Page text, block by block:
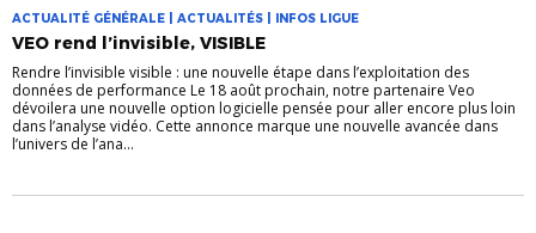
ACTUALITÉ GÉNÉRALE | ACTUALITÉS | INFOS LIGUE
VEO rend l’invisible, VISIBLE
Rendre l’invisible visible : une nouvelle étape dans l’exploitation des
données de performance Le 18 août prochain, notre partenaire Veo
dévoilera une nouvelle option logicielle pensée pour aller encore plus loin
dans l’analyse vidéo. Cette annonce marque une nouvelle avancée dans
l’univers de l’ana...